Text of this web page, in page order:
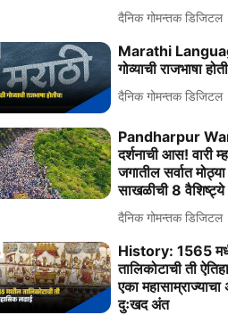
दैनिक गोमन्तक डिजिटल
Marathi
गोव्याची राजभाषा
दैनिक गोमन्तक डिजिटल
Pandharpur
दर्शनाची आस! वारी
जगातील सर्वात मोठ्या
साखळीची 8 वैशिष्ट्ये
दैनिक गोमन्तक डिजिटल
History: 1565
तालिकोटाची ती
एका
दुःखद अंत